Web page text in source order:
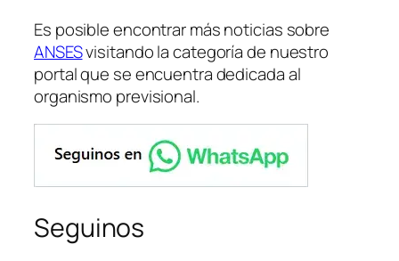
Es posible encontrar más noticias sobre
ANSESvisitando la categoría de nuestro
portal que se encuentra dedicada al
organismo previsional.
Seguinos